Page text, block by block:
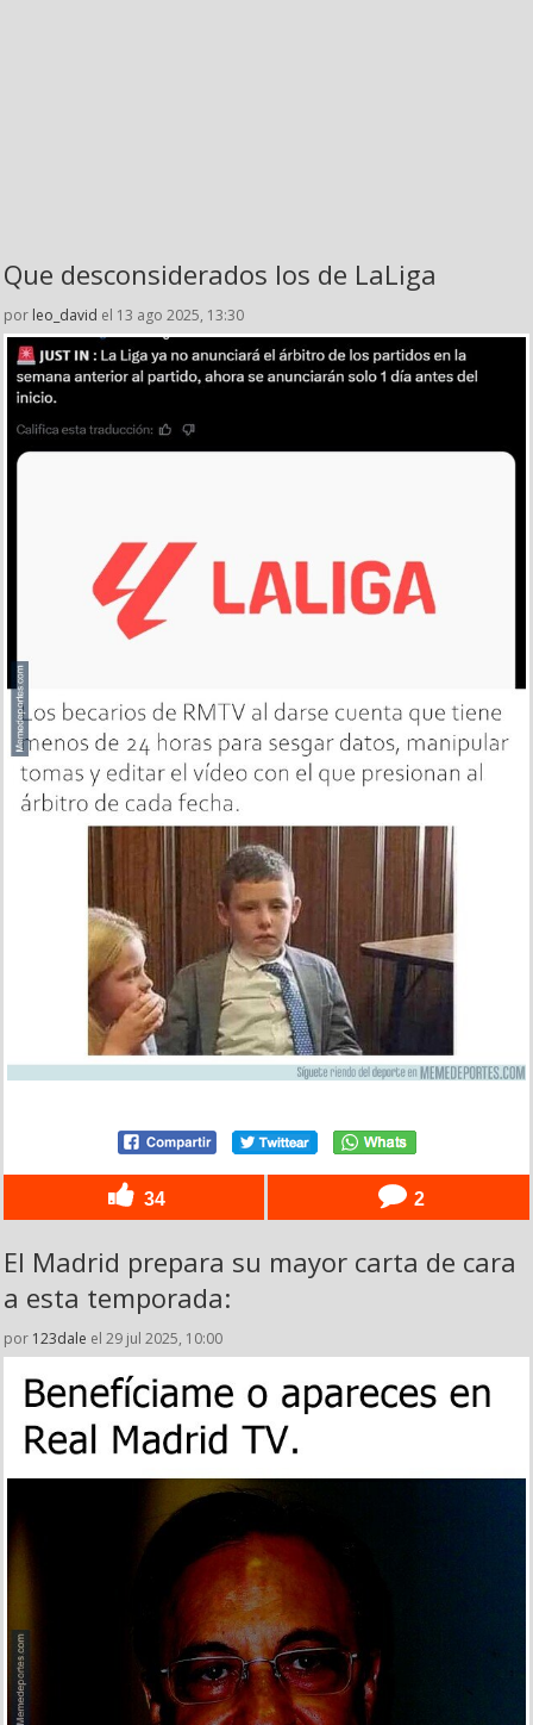
Que desconsiderados los de LaLiga
por leo_david el 13 ago 2025, 13:30
34 2
El Madrid prepara su mayor carta de cara
a esta temporada:
por 123dale el 29 jul 2025, 10:00